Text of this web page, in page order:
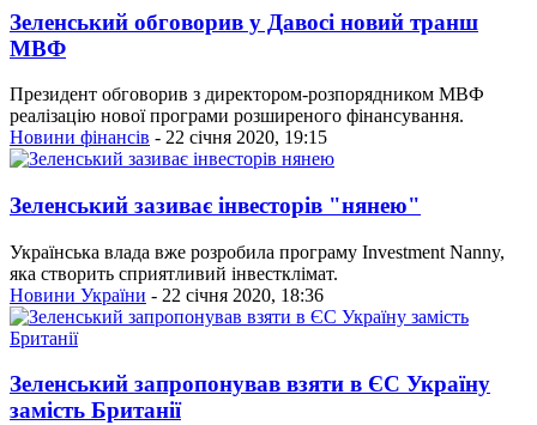
Зеленський обговорив у Давосі новий транш
МВФ
Президент обговорив з директором-розпорядником МВФ
реалізацію нової програми розширеного фінансування.
Новини фінансів - 22 січня 2020, 19:15
Зеленський зазиває інвесторів "нянею"
Українська влада вже розробила програму Investment Nanny,
яка створить сприятливий інвестклімат.
Новини України - 22 січня 2020, 18:36
Зеленський запропонував взяти в ЄС Україну
замість Британії